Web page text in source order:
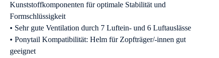
Kunststoffkomponenten für optimale Stabilität und
Formschlüssigkeit
• Sehr gute Ventilation durch 7 Luftein- und 6 Luftauslässe
• Ponytail Kompatibilität: Helm für Zopfträger/-innen gut
geeignet